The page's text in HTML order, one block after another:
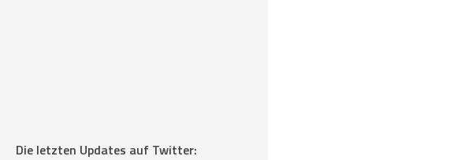
Die letzten Updates auf Twitter: